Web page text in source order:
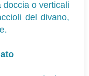
o verticali
del divano,